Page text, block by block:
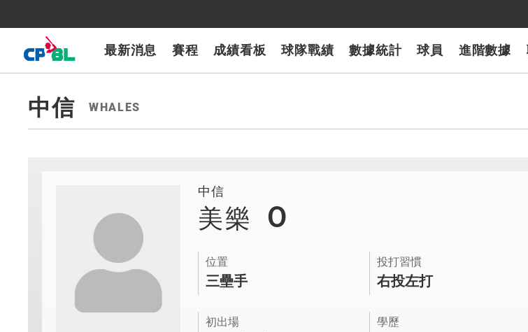
最新消息 賽程 成績看板 球隊戰績 數據統計 球員 進階數據
7-ELEVEn獅
樂天桃猿富邦悍將 味全龍 台鋼雄鷹CPBLTV
中信 WHALES
中信
美樂 0
位置
三壘手
投打習慣
右投左打
初出場 學歷